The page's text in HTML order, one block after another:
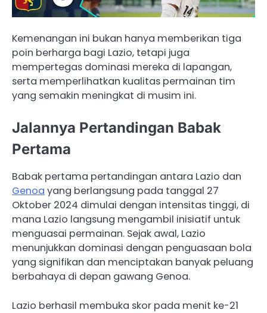
Kemenangan ini bukan hanya memberikan tiga
poin berharga bagi Lazio, tetapi juga
mempertegas dominasi mereka di lapangan,
serta memperlihatkan kualitas permainan tim
yang semakin meningkat di musim ini.
Jalannya Pertandingan Babak
Pertama
Babak pertama pertandingan antara Lazio dan
Genoa yang berlangsung pada tanggal 27
Oktober 2024 dimulai dengan intensitas tinggi, di
mana Lazio langsung mengambil inisiatif untuk
menguasai permainan. Sejak awal, Lazio
menunjukkan dominasi dengan penguasaan bola
yang signifikan dan menciptakan banyak peluang
berbahaya di depan gawang Genoa.
Lazio berhasil membuka skor pada menit ke-21